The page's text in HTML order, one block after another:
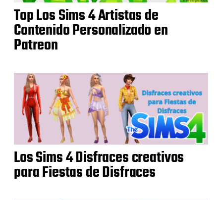
Top Los Sims 4 Artistas de
Contenido Personalizado en
Patreon
Los Sims 4 Disfraces creativos
para Fiestas de Disfraces